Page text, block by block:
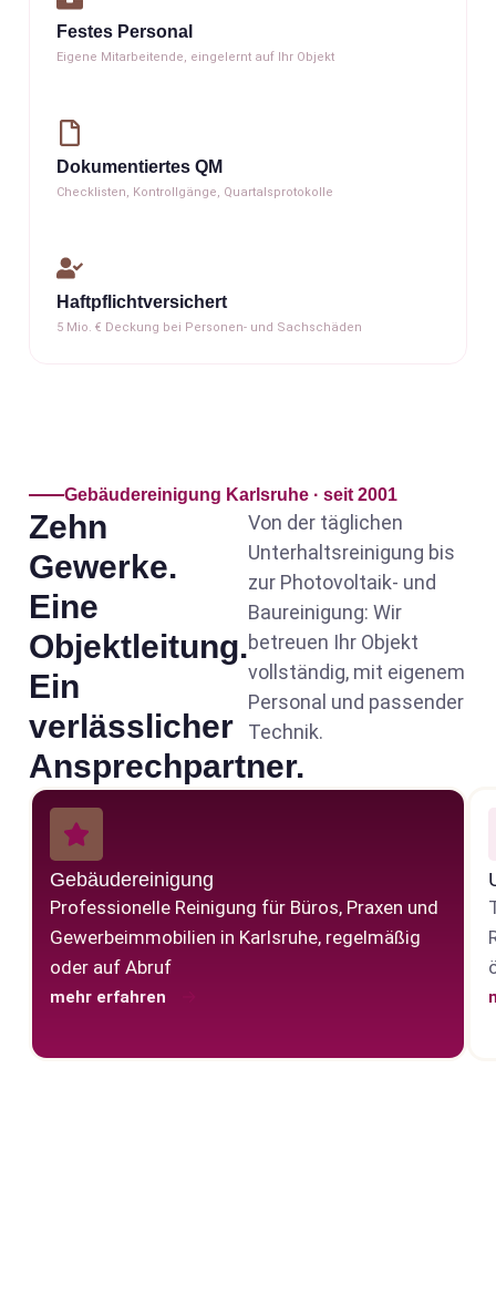
Festes Personal
Eigene Mitarbeitende, eingelernt auf Ihr Objekt
Doku­mentiertes QM
Checklisten, Kontroll­gänge, Quartals­protokolle
Haftpflicht­versichert
5 Mio. € Deckung bei Personen- und Sach­schäden
Gebäudereinigung Karlsruhe · seit 2001
Zehn
Gewerke.
Eine
Objektleitung.
Ein
verlässlicher
Ansprechpartner.
Von der täglichen
Unterhaltsreinigung bis
zur Photovoltaik- und
Baureinigung: Wir
betreuen Ihr Objekt
vollständig, mit eigenem
Personal und passender
Technik.
Gebäudereinigung
Professionelle Reinigung für Büros, Praxen und
Gewerbe­immobilien in Karlsruhe, regelmäßig
oder auf Abruf
mehr erfahren